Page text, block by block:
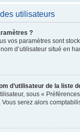
utilisateurs
?
vos paramètres sont
d’utilisateur situé en
d’utilisateur de la liste
sous «
serez alors